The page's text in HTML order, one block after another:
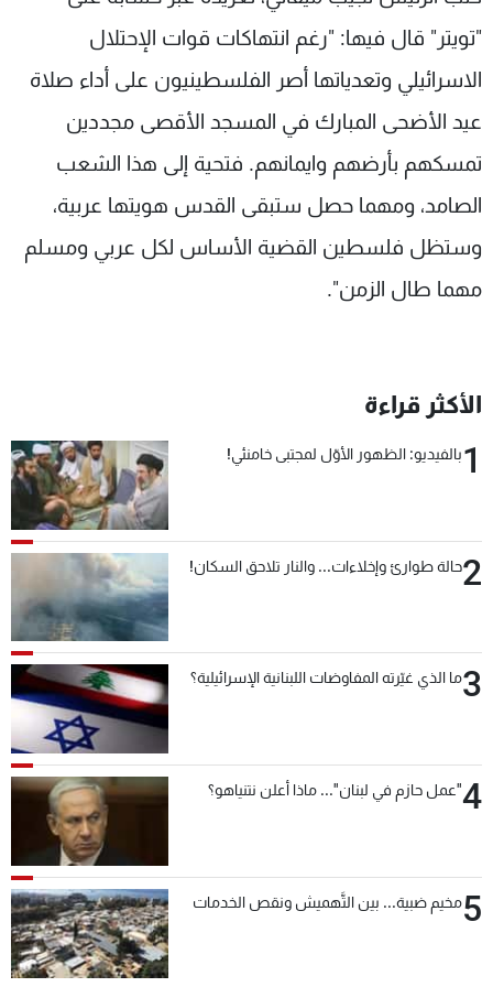
"تويتر" قال فيها: "رغم انتهاكات قوات الإحتلال
الاسرائيلي وتعدياتها أصر الفلسطينيون على أداء صلاة
عيد الأضحى المبارك في المسجد الأقصى مجددين
تمسكهم بأرضهم وايمانهم. فتحية إلى هذا الشعب
الصامد، ومهما حصل ستبقى القدس هويتها عربية،
وستظل فلسطين القضية الأساس لكل عربي ومسلم
مهما طال الزمن".
الأكثر قراءة
1بالفيديو: الظهور الأوّل لمجتبى خامنئي!
2حالة طوارئ وإخلاءات... والنار تلاحق السكان!
3ما الذي غيّرته المفاوضات اللبنانية الإسرائيلية؟
4"عمل حازم في لبنان"... ماذا أعلن نتنياهو؟
5مخيم ضبية... بين التَّهميش ونقص الخدمات
شاهد البرامج
الترددات
عن MTV
لاعلاناتكم
وظائف
شروط الإسـتخدام
سياسة الخصوصية